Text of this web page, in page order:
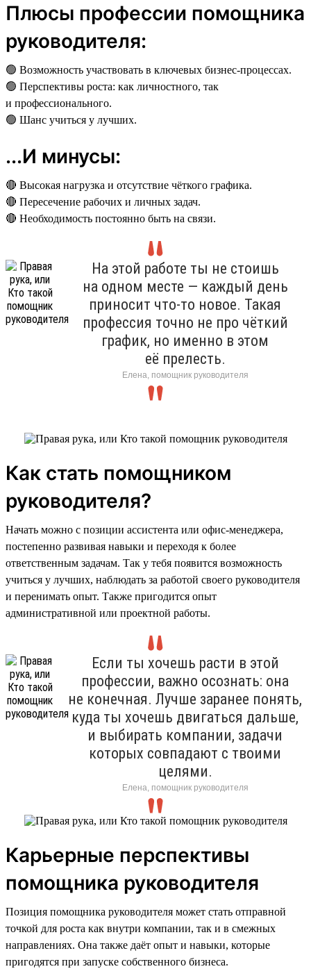
Плюсы профессии помощника
руководителя:
🟢 Возможность участвовать в ключевых бизнес-процессах.
🟢 Перспективы роста: как личностного, так
и профессионального.
🟢 Шанс учиться у лучших.
...И минусы:
🔴 Высокая нагрузка и отсутствие чёткого графика.
🔴 Пересечение рабочих и личных задач.
🔴 Необходимость постоянно быть на связи.
На этой работе ты не стоишь
на одном месте — каждый день
приносит что-то новое. Такая
профессия точно не про чёткий
график, но именно в этом
её прелесть.
Елена, помощник руководителя
Как стать помощником
руководителя?
Начать можно с позиции ассистента или офис-менеджера,
постепенно развивая навыки и переходя к более
ответственным задачам. Так у тебя появится возможность
учиться у лучших, наблюдать за работой своего руководителя
и перенимать опыт. Также пригодится опыт
административной или проектной работы.
Если ты хочешь расти в этой
профессии, важно осознать: она
не конечная. Лучше заранее понять,
куда ты хочешь двигаться дальше,
и выбирать компании, задачи
которых совпадают с твоими
целями.
Елена, помощник руководителя
Карьерные перспективы
помощника руководителя
Позиция помощника руководителя может стать отправной
точкой для роста как внутри компании, так и в смежных
направлениях. Она также даёт опыт и навыки, которые
пригодятся при запуске собственного бизнеса.